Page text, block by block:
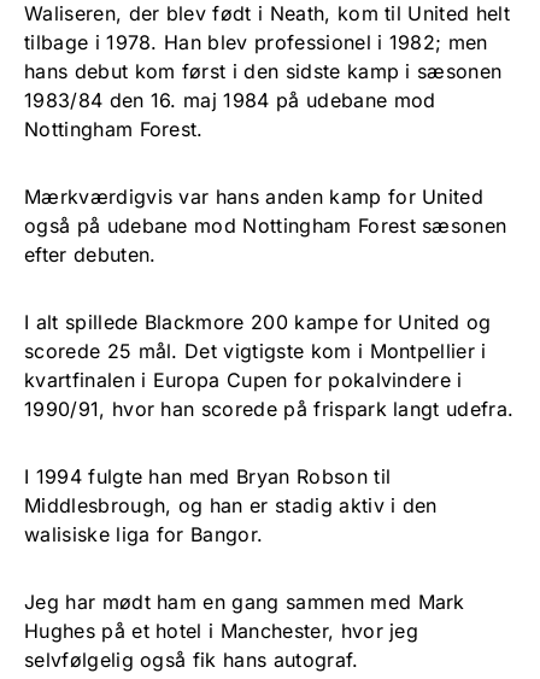
Waliseren, der blev født i Neath, kom til United helt
tilbage i 1978. Han blev professionel i 1982; men
hans debut kom først i den sidste kamp i sæsonen
1983/84 den 16. maj 1984 på udebane mod
Nottingham Forest.
Mærkværdigvis var hans anden kamp for United
også på udebane mod Nottingham Forest sæsonen
efter debuten.
I alt spillede Blackmore 200 kampe for United og
scorede 25 mål. Det vigtigste kom i Montpellier i
kvartfinalen i Europa Cupen for pokalvindere i
1990/91, hvor han scorede på frispark langt udefra.
I 1994 fulgte han med Bryan Robson til
Middlesbrough, og han er stadig aktiv i den
walisiske liga for Bangor.
Jeg har mødt ham en gang sammen med Mark
Hughes på et hotel i Manchester, hvor jeg
selvfølgelig også fik hans autograf.